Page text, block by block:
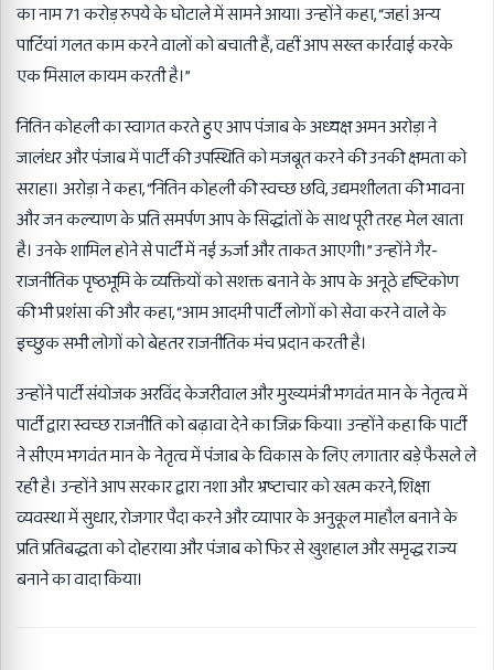
का नाम 71 करोड़ रुपये के घोटाले में सामने आया। उन्होंने कहा, “जहां अन्य
पार्टियां गलत काम करने वालों को बचाती हैं, वहीं आप सख्त कार्रवाई करके
एक मिसाल कायम करती है।”
नितिन कोहली का स्वागत करते हुए आप पंजाब के अध्यक्ष अमन अरोड़ा ने
जालंधर और पंजाब में पार्टी की उपस्थिति को मजबूत करने की उनकी क्षमता को
सराहा। अरोड़ा ने कहा, “नितिन कोहली की स्वच्छ छवि, उद्यमशीलता की भावना
और जन कल्याण के प्रति समर्पण आप के सिद्धांतों के साथ पूरी तरह मेल खाता
है। उनके शामिल होने से पार्टी में नई ऊर्जा और ताकत आएगी।” उन्होंने गैर-
राजनीतिक पृष्ठभूमि के व्यक्तियों को सशक्त बनाने के आप के अनूठे दृष्टिकोण
की भी प्रशंसा की और कहा, “आम आदमी पार्टी लोगों को सेवा करने वाले के
इच्छुक सभी लोगों को बेहतर राजनीतिक मंच प्रदान करती है।
उन्होंने पार्टी संयोजक अरविंद केजरीवाल और मुख्यमंत्री भगवंत मान के नेतृत्व में
पार्टी द्वारा स्वच्छ राजनीति को बढ़ावा देने का जिक्र किया। उन्होंने कहा कि पार्टी
ने सीएम भगवंत मान के नेतृत्व में पंजाब के विकास के लिए लगातार बड़े फैसले ले
रही है। उन्होंने आप सरकार द्वारा नशा और भ्रष्टाचार को खत्म करने, शिक्षा
व्यवस्था में सुधार, रोजगार पैदा करने और व्यापार के अनुकूल माहौल बनाने के
प्रति प्रतिबद्धता को दोहराया और पंजाब को फिर से खुशहाल और समृद्ध राज्य
बनाने का वादा किया।